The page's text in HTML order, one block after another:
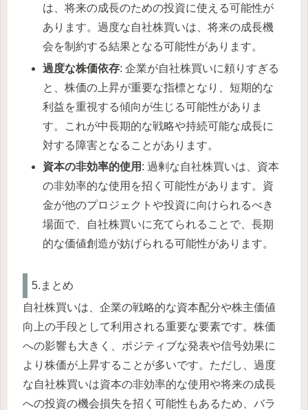
は、将来の成長のための投資に使える可能性が
あります。過度な自社株買いは、将来の成長機
会を制約する結果となる可能性があります。
過度な株価依存: 企業が自社株買いに頼りすぎる
と、株価の上昇が重要な指標となり、短期的な
利益を重視する傾向が生じる可能性がありま
す。これが中長期的な戦略や持続可能な成長に
対する障害となることがあります。
資本の非効率的使用 : 過剰な自社株買いは、資本
の非効率的な使用を招く可能性があります。資
金が他のプロジェクトや投資に向けられるべき
場面で、自社株買いに充てられることで、長期
的な価値創造が妨げられる可能性があります。
5.まとめ
自社株買いは、企業の戦略的な資本配分や株主価値
向上の手段として利用される重要な要素です。株価
への影響も大きく、ポジティブな発表や信号効果に
より株価が上昇することが多いです。ただし、過度
な自社株買いは資本の非効率的な使用や将来の成長
への投資の機会損失を招く可能性もあるため、バラ